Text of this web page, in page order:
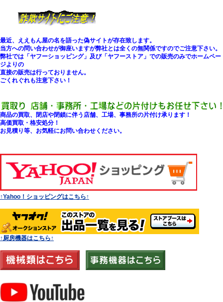
最近、ええもん屋の名を語った偽サイトが存在致します。
当方への問い合わせが御座いますが弊社とは全くの無関係ですのでご注意下さい。
弊社では「ヤフーショッピング」及び「ヤフーストア」での販売のみでホームペー
ジよりの
直接の販売は行っておりません。
ごくれぐれも注意下さい！
商品の買取、閉店や閉鎖に伴う店舗、工場、事務所の片付け承ります！
高価買取・格安処分！
お見積り等、お気軽にお問い合わせください。
↑Yahoo！ショッピングはこちら↑
↑厨房機器はこちら↑